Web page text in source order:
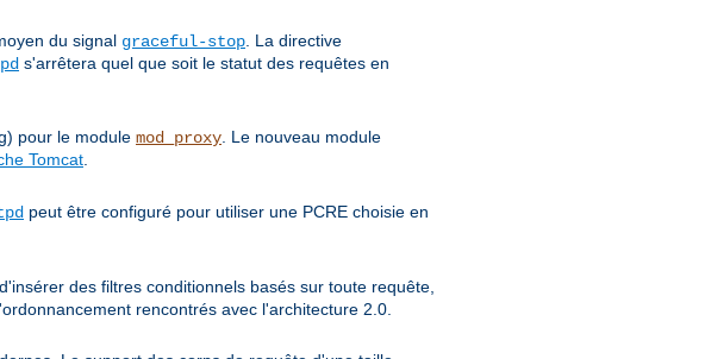
du signal graceful-stop . La directive
s'arrêtera quel que soit le statut des requêtes en
pour le module mod_proxy . Le nouveau module
Tomcat
peut être configuré pour utiliser une PCRE choisie en
des filtres conditionnels basés sur toute requête,
rencontrés avec l'architecture 2.0.